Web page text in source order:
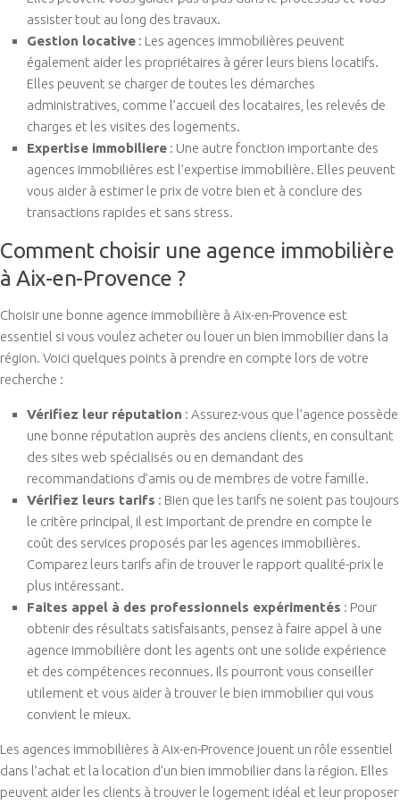
assister tout au long des travaux.
Gestion locative : Les agences immobilières peuvent
également aider les propriétaires à gérer leurs biens locatifs.
Elles peuvent se charger de toutes les démarches
administratives, comme l’accueil des locataires, les relevés de
charges et les visites des logements.
Expertise immobiliere : Une autre fonction importante des
agences immobilières est l’expertise immobilière. Elles peuvent
vous aider à estimer le prix de votre bien et à conclure des
transactions rapides et sans stress.
Comment choisir une agence immobilière
à Aix-en-Provence ?
Choisir une bonne agence immobilière à Aix-en-Provence est
essentiel si vous voulez acheter ou louer un bien immobilier dans la
région. Voici quelques points à prendre en compte lors de votre
recherche :
Vérifiez leur réputation : Assurez-vous que l’agence possède
une bonne réputation auprès des anciens clients, en consultant
des sites web spécialisés ou en demandant des
recommandations d’amis ou de membres de votre famille.
Vérifiez leurs tarifs : Bien que les tarifs ne soient pas toujours
le critère principal, il est important de prendre en compte le
coût des services proposés par les agences immobilières.
Comparez leurs tarifs afin de trouver le rapport qualité-prix le
plus intéressant.
Faites appel à des professionnels expérimentés : Pour
obtenir des résultats satisfaisants, pensez à faire appel à une
agence immobilière dont les agents ont une solide expérience
et des compétences reconnues. Ils pourront vous conseiller
utilement et vous aider à trouver le bien immobilier qui vous
convient le mieux.
Les agences immobilières à Aix-en-Provence jouent un rôle essentiel
dans l’achat et la location d’un bien immobilier dans la région. Elles
peuvent aider les clients à trouver le logement idéal et leur proposer